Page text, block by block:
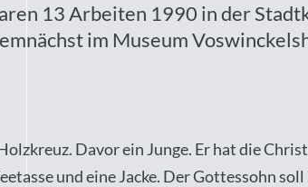
13 Arbeiten 1990 in der
im Museum
Davor ein Junge. Er hat die
und eine Jacke. Der Gottessohn